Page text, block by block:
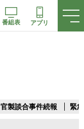
番組表 アプリ
官製談合事件続報 緊